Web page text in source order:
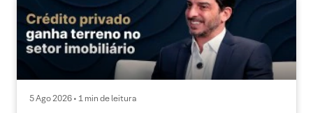
5 Ago 2026 • 1 min de leitura